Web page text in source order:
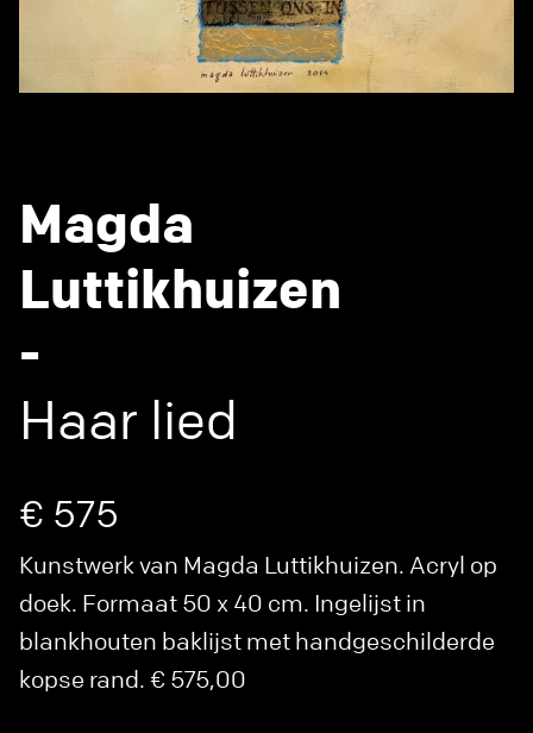
Magda
Luttikhuizen
-
Haar lied
€ 575
Kunstwerk van Magda Luttikhuizen. Acryl op
doek. Formaat 50 x 40 cm. Ingelijst in
blankhouten baklijst met handgeschilderde
kopse rand. € 575,00